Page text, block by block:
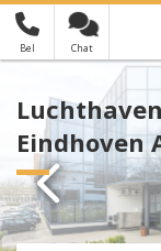
Bel Chat
Je hebt nog geen
Eindhoven